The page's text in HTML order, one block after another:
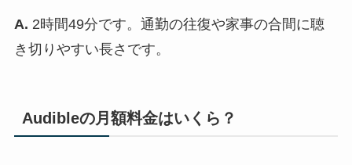
A. 2時間49分です。通勤の往復や家事の合間に聴
き切りやすい長さです。
Audibleの月額料金はいくら？